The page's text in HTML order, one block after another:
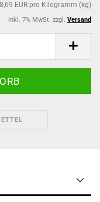
EUR pro Kilogramm (kg)
inkl. 7% MwSt. zzgl. Versand